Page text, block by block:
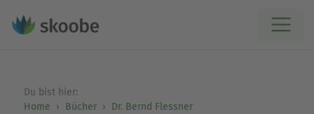
Du bist hier:
Home
Bücher
Dr. Bernd Flessner